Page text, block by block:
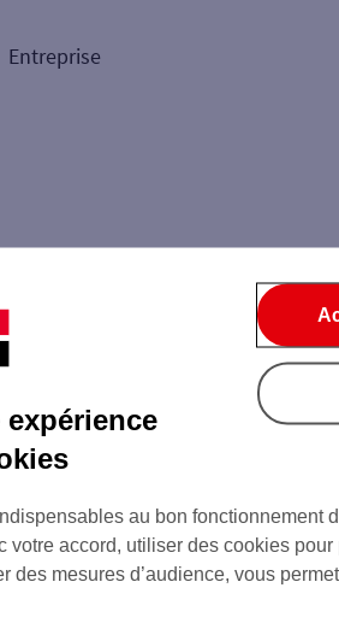
Entreprise
billets €
Retrait de
au bon fonctionnement
votre accord, utiliser des cookies
des mesures d’audience, vous